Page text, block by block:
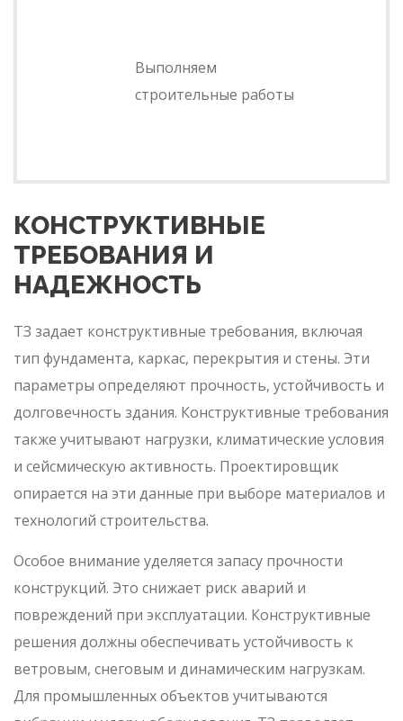
Выполняем
строительные работы
КОНСТРУКТИВНЫЕ
ТРЕБОВАНИЯ И
НАДЕЖНОСТЬ
ТЗ задает конструктивные требования, включая
тип фундамента, каркас, перекрытия и стены. Эти
параметры определяют прочность, устойчивость и
долговечность здания. Конструктивные требования
также учитывают нагрузки, климатические условия
и сейсмическую активность. Проектировщик
опирается на эти данные при выборе материалов и
технологий строительства.
Особое внимание уделяется запасу прочности
конструкций. Это снижает риск аварий и
повреждений при эксплуатации. Конструктивные
решения должны обеспечивать устойчивость к
ветровым, снеговым и динамическим нагрузкам.
Для промышленных объектов учитываются